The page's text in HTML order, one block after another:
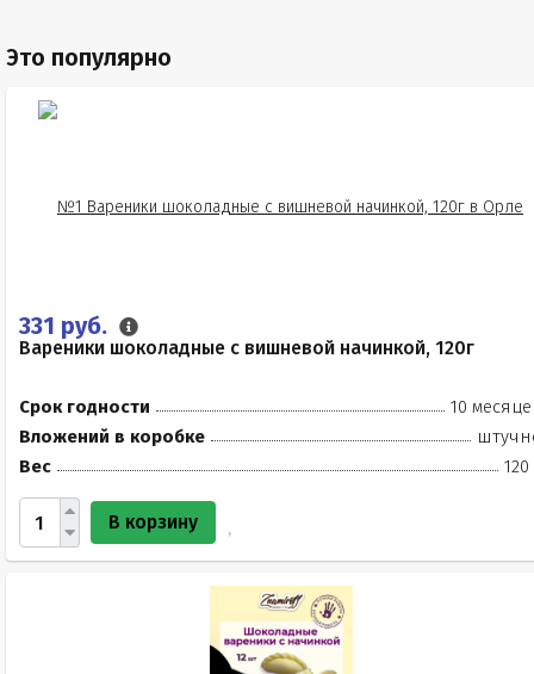
Это популярно
331 руб.
Вареники шоколадные с вишневой начинкой, 120г
Срок годности
10
Вложений в коробке
Вес
120
В корзину